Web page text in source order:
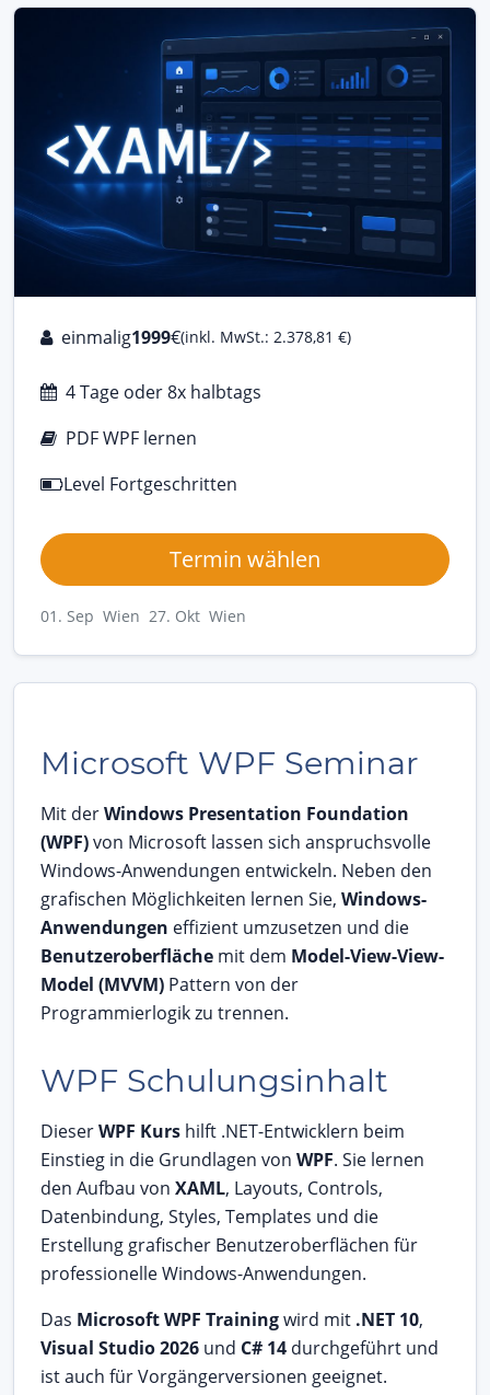
einmalig1999€(inkl. MwSt.: 2.378,81 €)
4 Tage oder 8x halbtags
PDF WPF lernen
Level Fortgeschritten
Termin wählen
01. Sep Wien 27. Okt Wien
Microsoft WPF Seminar
Mit derWindows Presentation Foundation
(WPF)von Microsoft lassen sich anspruchsvolle
Windows-Anwendungen entwickeln. Neben den
grafischen Möglichkeiten lernen Sie, Windows-
Anwendungen effizient umzusetzen und die
Benutzeroberfläche mit dem Model-View-View-
Model (MVVM) Pattern von der
Programmierlogik zu trennen.
WPF Schulungsinhalt
DieserWPF Kurs hilft .NET-Entwicklern beim
Einstieg in die Grundlagen von WPF. Sie lernen
den Aufbau von XAML, Layouts, Controls,
Datenbindung, Styles, Templates und die
Erstellung grafischer Benutzeroberflächen für
professionelle Windows-Anwendungen.
Das Microsoft WPF Trainingwird mit .NET 10,
Visual Studio 2026 und C# 14 durchgeführt und
ist auch für Vorgängerversionen geeignet.